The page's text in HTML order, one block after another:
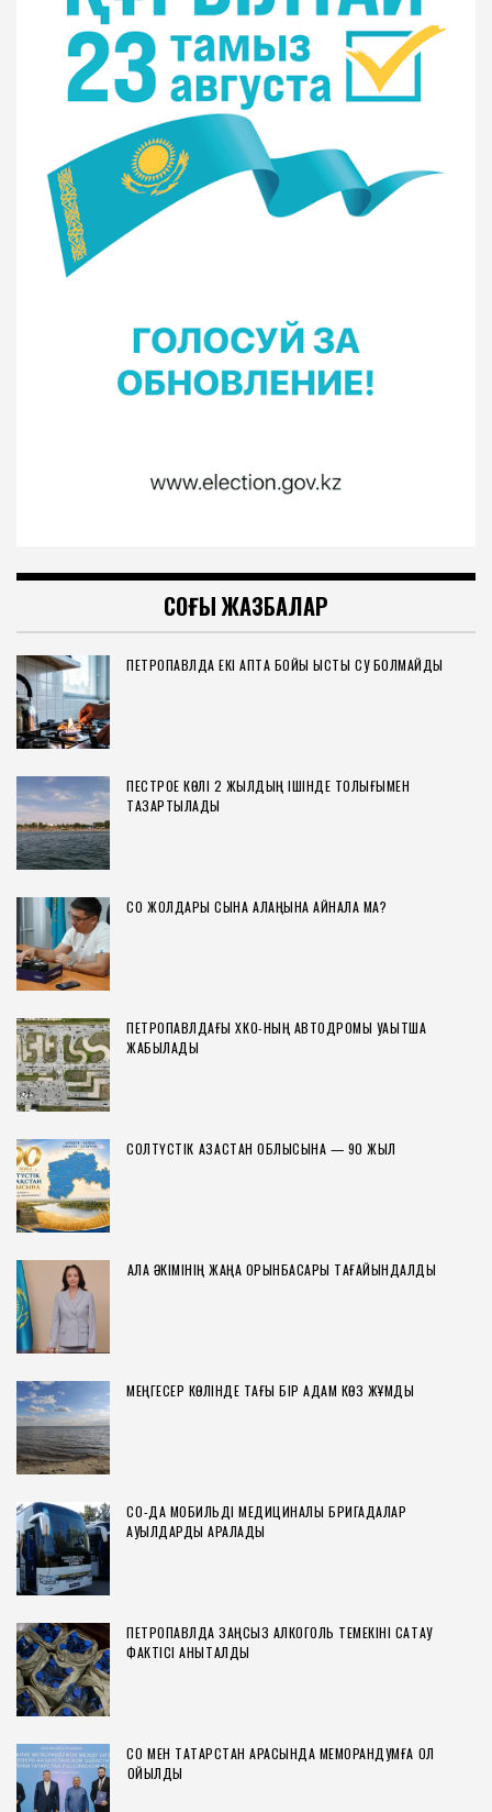
СОҢҒЫ ЖАЗБАЛАР
ПЕТРОПАВЛДА ЕКІ АПТА БОЙЫ ЫСТЫҚ СУ БОЛМАЙДЫ
ПЕСТРОЕ КӨЛІ 2 ЖЫЛДЫҢ ІШІНДЕ ТОЛЫҒЫМЕН
ТАЗАРТЫЛАДЫ
СҚО ЖОЛДАРЫ СЫНАҚ АЛАҢЫНА АЙНАЛА МА?
ПЕТРОПАВЛДАҒЫ ХҚКО-НЫҢ АВТОДРОМЫ УАҚЫТША
ЖАБЫЛАДЫ
СОЛТҮСТІК ҚАЗАҚСТАН ОБЛЫСЫНА — 90 ЖЫЛ
ҚАЛА ӘКІМІНІҢ ЖАҢА ОРЫНБАСАРЫ ТАҒАЙЫНДАЛДЫ
МЕҢГЕСЕР КӨЛІНДЕ ТАҒЫ БІР АДАМ КӨЗ ЖҰМДЫ
СҚО-ДА МОБИЛЬДІ МЕДИЦИНАЛЫҚ БРИГАДАЛАР
АУЫЛДАРДЫ АРАЛАДЫ
ПЕТРОПАВЛДА ЗАҢСЫЗ АЛКОГОЛЬ ТЕМЕКІНІ САҚТАУ
ФАКТІСІ АНЫҚТАЛДЫ
СҚО МЕН ТАТАРСТАН АРАСЫНДА МЕМОРАНДУМҒА ҚОЛ
ҚОЙЫЛДЫ